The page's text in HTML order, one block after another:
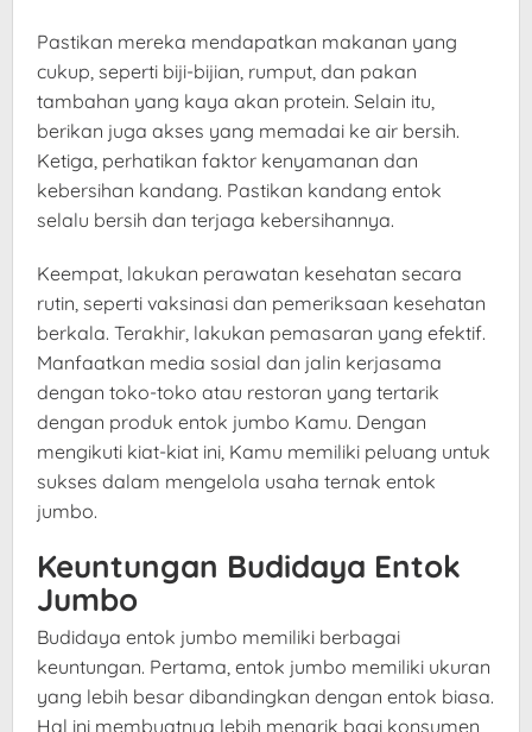
Pastikan mereka mendapatkan makanan yang
cukup, seperti biji-bijian, rumput, dan pakan
tambahan yang kaya akan protein. Selain itu,
berikan juga akses yang memadai ke air bersih.
Ketiga, perhatikan faktor kenyamanan dan
kebersihan kandang. Pastikan kandang entok
selalu bersih dan terjaga kebersihannya.
Keempat, lakukan perawatan kesehatan secara
rutin, seperti vaksinasi dan pemeriksaan kesehatan
berkala. Terakhir, lakukan pemasaran yang efektif.
Manfaatkan media sosial dan jalin kerjasama
dengan toko-toko atau restoran yang tertarik
dengan produk entok jumbo Kamu. Dengan
mengikuti kiat-kiat ini, Kamu memiliki peluang untuk
sukses dalam mengelola usaha ternak entok
jumbo.
Keuntungan Budidaya Entok
Jumbo
Budidaya entok jumbo memiliki berbagai
keuntungan. Pertama, entok jumbo memiliki ukuran
yang lebih besar dibandingkan dengan entok biasa.
Hal ini membuatnya lebih menarik bagi konsumen